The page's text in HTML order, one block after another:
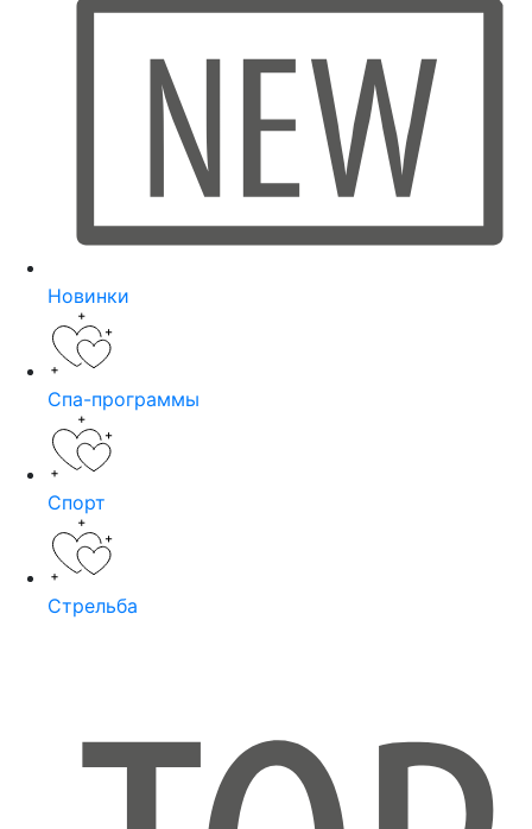
Новинки
Спа-программы
Спорт
Стрельба